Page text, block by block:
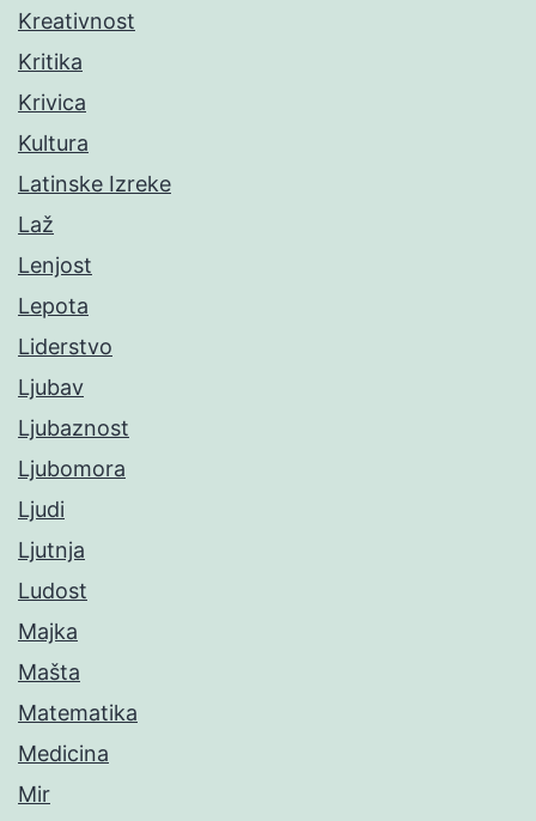
Kreativnost
Kritika
Krivica
Kultura
Latinske Izreke
Laž
Lenjost
Lepota
Liderstvo
Ljubav
Ljubaznost
Ljubomora
Ljudi
Ljutnja
Ludost
Majka
Mašta
Matematika
Medicina
Mir